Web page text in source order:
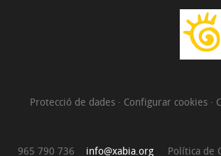
Protecció de dades · Configurar cookies ·
965 790 736 info@xabia.org Política de